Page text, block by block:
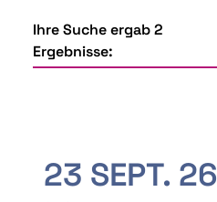
Ihre Suche ergab 2
Ergebnisse:
23 SEPT. 26